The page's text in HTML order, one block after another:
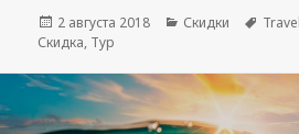
Опубликовано
2 августа 2018 Рубрики
Скидки Метки
Скидка, Тур